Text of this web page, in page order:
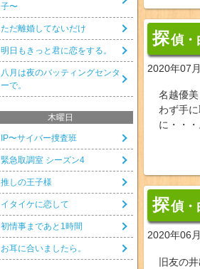
探偵・
2020年07
名越優
わず手
に・・・
探偵・
2020年06
旧友の
子〜
ただ離婚してないだけ
明日もきっと君に恋をする。
八月は夜のバッティングセンタ
ーで。
木曜日
IP〜サイバー捜査班
緊急取調室 シーズン4
推しの王子様
イタイケに恋して
初情事まであと1時間
お耳に合いましたら。